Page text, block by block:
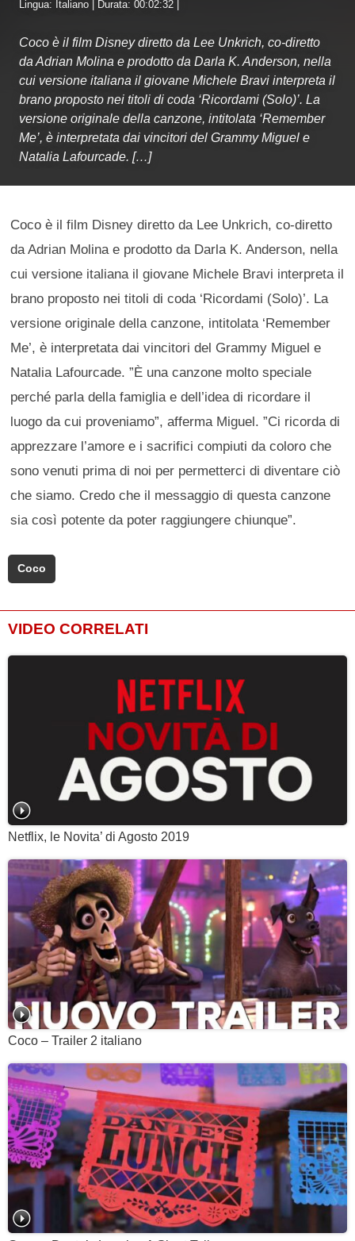
Lingua: Italiano | Durata: 00:02:32 |
Coco è il film Disney diretto da Lee Unkrich, co-diretto
da Adrian Molina e prodotto da Darla K. Anderson, nella
cui versione italiana il giovane Michele Bravi interpreta il
brano proposto nei titoli di coda ‘Ricordami (Solo)’. La
versione originale della canzone, intitolata ‘Remember
Me’, è interpretata dai vincitori del Grammy Miguel e
Natalia Lafourcade. […]
Coco è il film Disney diretto da Lee Unkrich, co-diretto
da Adrian Molina e prodotto da Darla K. Anderson, nella
cui versione italiana il giovane Michele Bravi interpreta il
brano proposto nei titoli di coda ‘Ricordami (Solo)’. La
versione originale della canzone, intitolata ‘Remember
Me’, è interpretata dai vincitori del Grammy Miguel e
Natalia Lafourcade. ”È una canzone molto speciale
perché parla della famiglia e dell’idea di ricordare il
luogo da cui proveniamo”, afferma Miguel. ”Ci ricorda di
apprezzare l’amore e i sacrifici compiuti da coloro che
sono venuti prima di noi per permetterci di diventare ciò
che siamo. Credo che il messaggio di questa canzone
sia così potente da poter raggiungere chiunque”.
Coco
VIDEO CORRELATI
Netflix, le Novita’ di Agosto 2019
Coco – Trailer 2 italiano